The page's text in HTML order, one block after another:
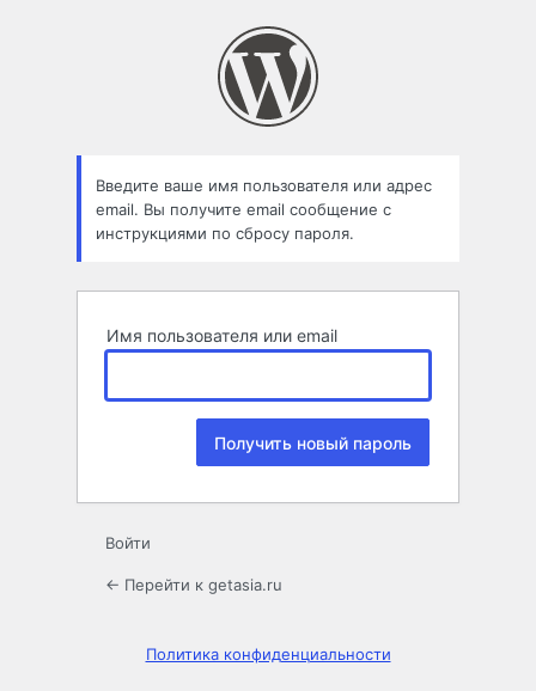
Введите ваше имя пользователя или адрес
email. Вы получите email сообщение с
инструкциями по сбросу пароля.
Имя пользователя или email
Войти
← Перейти к getasia.ru
Политика конфиденциальности